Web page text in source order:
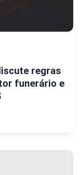
regras
funerário e